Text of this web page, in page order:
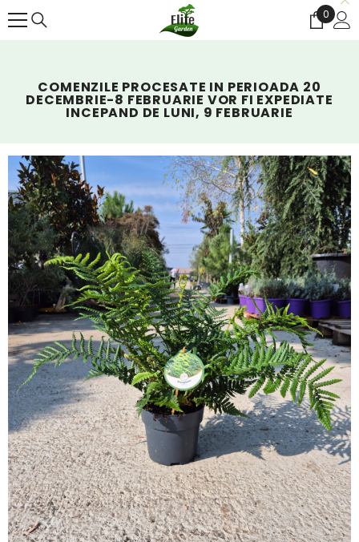
0
0
COMENZILE PROCESATE IN PERIOADA 20
DECEMBRIE-8 FEBRUARIE VOR FI EXPEDIATE
INCEPAND DE LUNI, 9 FEBRUARIE